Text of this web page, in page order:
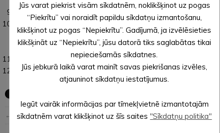
Par darba tiesisko attiecību izbeigšanu ar Aigu MŪRNIECI .
Par grozījumiem Alūksnes novada domes 28.01.2020.
noteikumos Nr. 1/2020 “Par Alūksnes novada pašvaldības
kapitāla daļu pārvaldību”.
Par Alūksnes parka projektu.
Par būvniecības dokumentācijas sagatavošanu.
← Iepriekšējā ziņa Nākošā ziņa →
Jūs varat piekrist visām sīkdatnēm, noklikšķinot uz pogas
“Piekrītu” vai noraidīt papildu sīkdatņu izmantošanu,
klikšķinot uz pogas “Nepiekrītu”. Gadījumā, ja izvēlēsieties
klikšķināt uz “Nepiekrītu”, jūsu datorā tiks saglabātas tikai
nepieciešamās sīkdatnes.
Jūs jebkurā laikā varat mainīt savas piekrišanas izvēles,
atjauninot sīkdatņu iestatījumus.
Iegūt vairāk informācijas par tīmekļvietnē izmantotajām
sīkdatnēm varat klikšķinot uz šīs saites "Sīkdatņu politika"